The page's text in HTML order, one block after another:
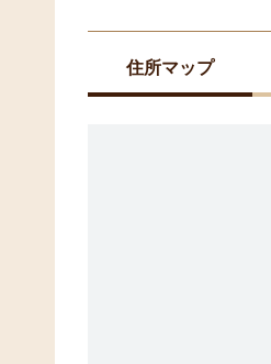
住所マップ